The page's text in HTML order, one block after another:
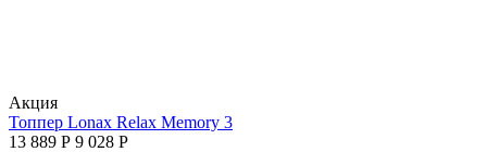
Aкция
Топпер Lonax Relax Memory 3
13 889 Р 9 028 Р